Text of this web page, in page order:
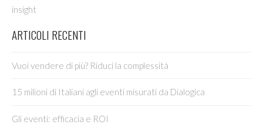
insight
ARTICOLI RECENTI
Vuoi vendere di più? Riduci la complessità
15 milioni di Italiani agli eventi misurati da Dialogica
Gli eventi: efficacia e ROI